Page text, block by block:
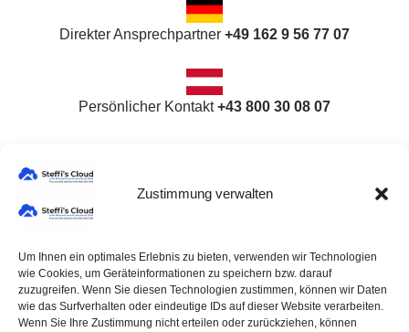
Zustimmung verwalten
Um Ihnen ein optimales Erlebnis zu bieten, verwenden wir Technologien
wie Cookies, um Geräteinformationen zu speichern bzw. darauf
zuzugreifen. Wenn Sie diesen Technologien zustimmen, können wir Daten
wie das Surfverhalten oder eindeutige IDs auf dieser Website verarbeiten.
Wenn Sie Ihre Zustimmung nicht erteilen oder zurückziehen, können
Direkter Ansprechpartner +49 162 9 56 77 07
Persönlicher Kontakt+43 800 30 08 07
© 2026 Steffi's Cloud®
All rights reserved